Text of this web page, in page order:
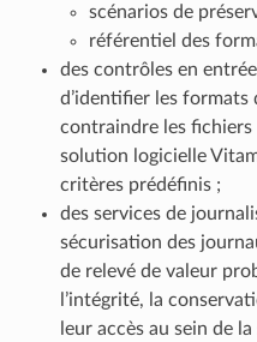
scénarios de
référentiel des
des contrôles en
d’identifier les formats
contraindre les
solution logicielle
critères prédéfinis ;
des services de
sécurisation des
de relevé de valeur
l’intégrité, la
leur accès au sein de